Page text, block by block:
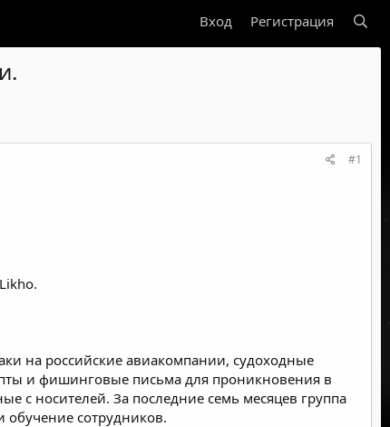
Вход Регистрация
#1
на российские авиакомпании, судоходные
и фишинговые письма для проникновения в
с носителей. За последние семь месяцев группа
сотрудников.